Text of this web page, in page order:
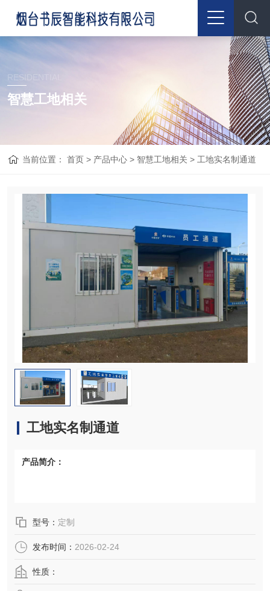
RESIDENTIAL
智慧工地相关
当前位置：首页 > 产品中心 > 智慧工地相关 > 工地实名制通道
工地实名制通道
产品简介：
型号： 定制
发布时间： 2026-02-24
性质：